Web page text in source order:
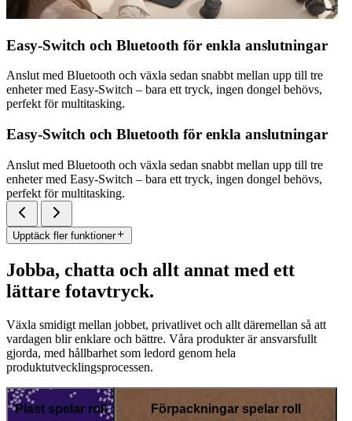
Easy-Switch och Bluetooth för enkla anslutningar
Anslut med Bluetooth och växla sedan snabbt mellan upp till tre
enheter med Easy-Switch – bara ett tryck, ingen dongel behövs,
perfekt för multitasking.
Easy-Switch och Bluetooth för enkla anslutningar
Anslut med Bluetooth och växla sedan snabbt mellan upp till tre
enheter med Easy-Switch – bara ett tryck, ingen dongel behövs,
perfekt för multitasking.
Upptäck fler funktioner
Jobba, chatta och allt annat med ett
lättare fotavtryck.
Växla smidigt mellan jobbet, privatlivet och allt däremellan så att
vardagen blir enklare och bättre. Våra produkter är ansvarsfullt
gjorda, med hållbarhet som ledord genom hela
produktutvecklingsprocessen.
Plast spelar roll Förpackningar spelar roll